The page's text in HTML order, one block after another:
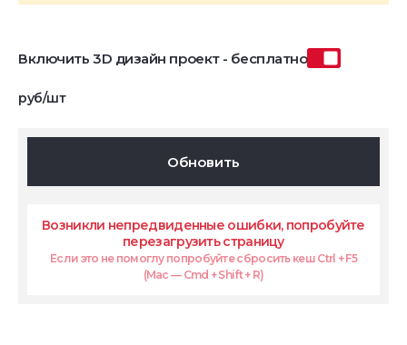
Включить 3D дизайн проект - бесплатно
руб/шт
Обновить
Возникли непредвиденные ошибки, попробуйте
перезагрузить страницу
Если это не помоглу попробуйте сбросить кеш Ctrl + F5
(Mac — Cmd + Shift + R)